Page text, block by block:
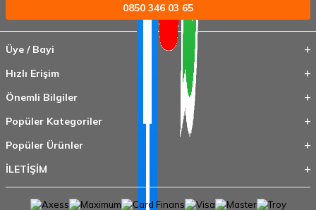
0850 346 03 65
Üye / Bayi
Hızlı Erişim
Önemli Bilgiler
Popüler Kategoriler
Popüler Ürünler
İLETİŞİM